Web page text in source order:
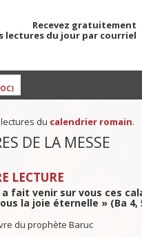
Recevez gratuitement
lectures du jour par courriel
du calendrier romain.
DE LA MESSE
LECTURE
a fait venir sur vous ces
la joie éternelle » (Ba 4,
du prophète Baruc